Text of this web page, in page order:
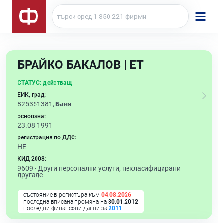
БРАЙКО БАКАЛОВ | ЕТ
СТАТУС: действащ
ЕИК, град:
825351381, Баня
основана:
23.08.1991
регистрация по ДДС:
НЕ
КИД 2008:
9609 - Други персонални услуги, некласифицирани
другаде
състояние в регистъра към 04.08.2026
последна вписана промяна на 30.01.2012
последни финансови данни за 2011